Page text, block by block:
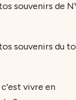
souvenirs de
souvenirs du
vivre en